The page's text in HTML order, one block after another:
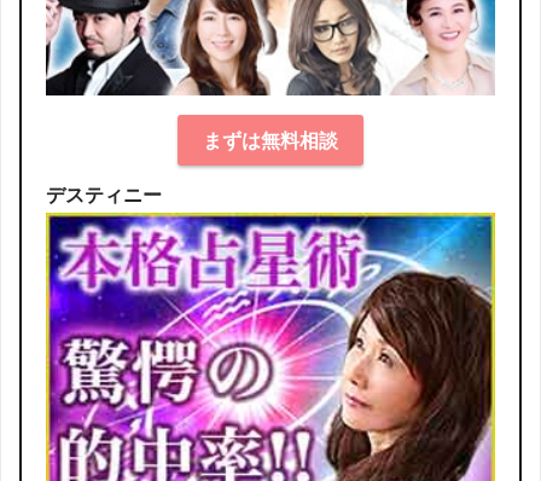
まずは無料相談
デスティニー